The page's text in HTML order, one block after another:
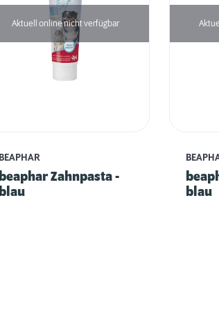
Aktuell online nicht verfügbar
BEAPHAR
beaphar Zahnpasta -
blau
blau